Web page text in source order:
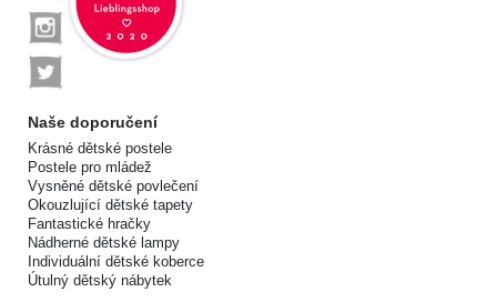
Naše doporučení
Krásné dětské postele
Postele pro mládež
Vysněné dětské povlečení
Okouzlující dětské tapety
Fantastické hračky
Nádherné dětské lampy
Individuální dětské koberce
Útulný dětský nábytek